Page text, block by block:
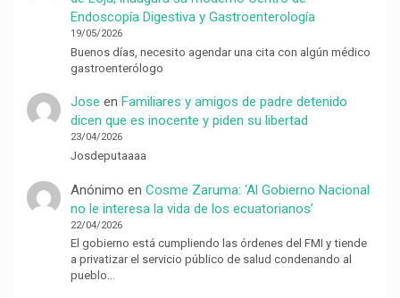
Endoscopía Digestiva y Gastroenterología
19/05/2026
Buenos días, necesito agendar una cita con algún médico
gastroenterólogo
Jose en Familiares y amigos de padre detenido
dicen que es inocente y piden su libertad
23/04/2026
Josdeputaaaa
Anónimo en Cosme Zaruma: ‘Al Gobierno Nacional
no le interesa la vida de los ecuatorianos’
22/04/2026
El gobierno está cumpliendo las órdenes del FMI y tiende
a privatizar el servicio público de salud condenando al
pueblo…